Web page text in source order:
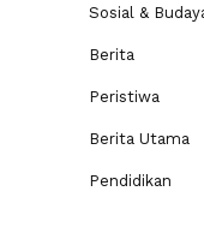
Sosial &
Berita
Peristiwa
Berita Utama
Pendidikan